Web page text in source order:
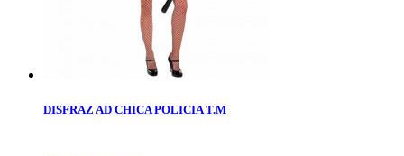
DISFRAZ AD CHICA POLICIA T.M